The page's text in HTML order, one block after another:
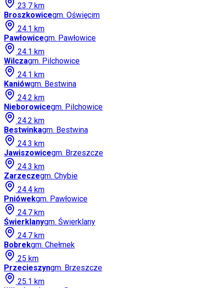
23.7 km
Broszkowicegm. Oświęcim
24.1 km
Pawłowicegm. Pawłowice
24.1 km
Wilczagm. Pilchowice
24.1 km
Kaniówgm. Bestwina
24.2 km
Nieborowicegm. Pilchowice
24.2 km
Bestwinkagm. Bestwina
24.3 km
Jawiszowicegm. Brzeszcze
24.3 km
Zarzeczegm. Chybie
24.4 km
Pniówekgm. Pawłowice
24.7 km
Świerklanygm. Świerklany
24.7 km
Bobrekgm. Chełmek
25 km
Przecieszyngm. Brzeszcze
25.1 km